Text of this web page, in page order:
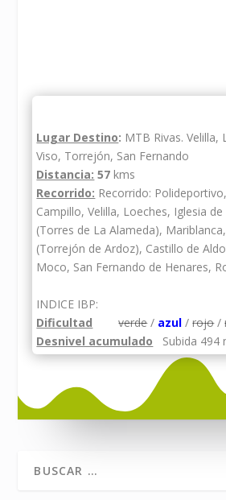
Lugar Destino: MTB Rivas. Velilla,
Viso, Torrejón, San Fernando
Distancia: 57 kms
Recorrido: Recorrido:
Campillo, Velilla, Loeches, Iglesia
(Torres de La Alameda),
(Torrejón de Ardoz), Castillo de
Moco, San Fernando de Henares,
INDICE IBP:
Dificultad
verde/ azul /rojo/
Desnivel acumulado
Subida 494